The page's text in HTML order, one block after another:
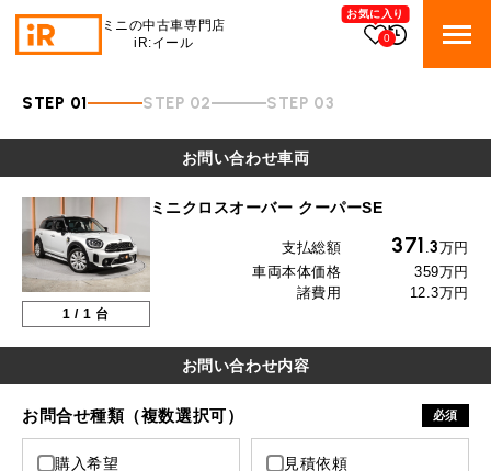
ミニの中古車専門店
iR:イール
お気に入り
0
ROVER MINI
TRADE 買取
TOP
iRの買取が他社よりも高い理由
売却手順
MAINTENANCE
TOP
BMWミニ メンテナンス
ブログ＆メディア
TOP
MINI KNOWLEDGE ミニナレッジ
STEP 01 STEP 02 STEP 03
お問い合わせ車両
1 / 1 台
ミニクロスオーバー クーパーSE
支払総額 371 .3万円
車両本体価格
359万円
諸費用
12.3万円
お問い合わせ内容
お問合せ種類（複数選択可） 必須
購入希望 見積依頼